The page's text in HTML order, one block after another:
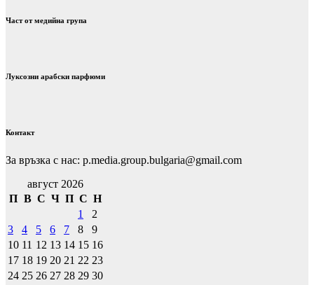
Част от медийна група
Луксозни арабски парфюми
Контакт
За връзка с нас: p.media.group.bulgaria@gmail.com
август 2026
П В С Ч П С Н
1
2
3
4 5 6 7 8
9
10 11 12 13 14 15 16
17 18 19 20 21 22 23
24 25 26 27 28 29 30